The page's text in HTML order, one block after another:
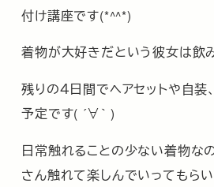
付け講座です(*^^*)
着物が大好きだという彼女は飲
残りの４日間でヘアセットや自装
予定です( ´∀｀ )
日常触れることの少ない着物な
さん触れて楽しんでいってもら